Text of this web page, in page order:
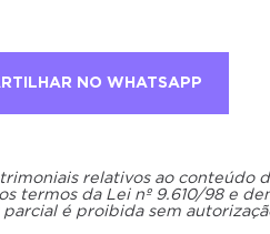
NO WHATSAPP
relativos ao conteúdo
termos da Lei nº 9.610/98 e
é proibida sem